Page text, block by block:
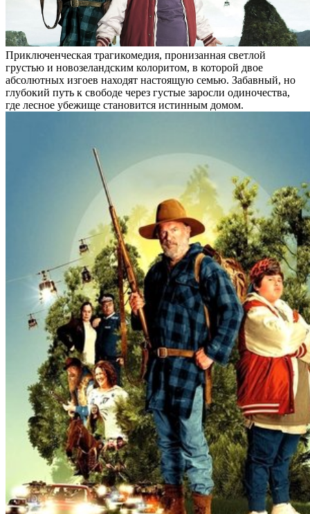
Приключенческая трагикомедия, пронизанная светлой
грустью и новозеландским колоритом, в которой двое
абсолютных изгоев находят настоящую семью. Забавный, но
глубокий путь к свободе через густые заросли одиночества,
где лесное убежище становится истинным домом.